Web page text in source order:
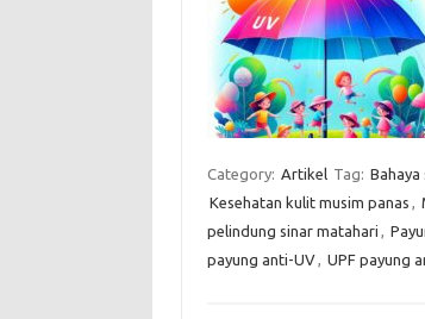
Category: Artikel Tag:
Kesehatan kulit musim panas ,
pelindung sinar matahari ,
payung anti-UV, UPF payung